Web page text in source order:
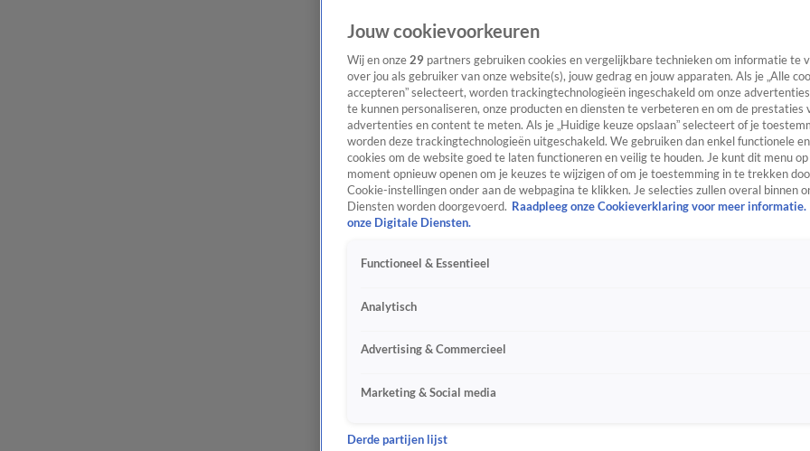
Jouw cookievoorkeuren
Wij en onze 29 partners gebruiken cookies en vergelijkbare technieken om informatie te
over jou als gebruiker van onze website(s), jouw gedrag en jouw apparaten. Als je „Alle
accepteren” selecteert, worden trackingtechnologieën ingeschakeld om onze
te kunnen personaliseren, onze producten en diensten te verbeteren en om de prestaties
advertenties en content te meten. Als je „Huidige keuze opslaan” selecteert of je
worden deze trackingtechnologieën uitgeschakeld. We gebruiken dan enkel functionele
cookies om de website goed te laten functioneren en veilig te houden. Je kunt dit menu
moment opnieuw openen om je keuzes te wijzigen of om je toestemming in te trekken
Cookie-instellingen onder aan de webpagina te klikken. Je selecties zullen overal binnen
Diensten worden doorgevoerd. Raadpleeg onze Cookieverklaring voor meer informatie.
onze Digitale Diensten.
Functioneel & Essentieel
Analytisch
Advertising & Commercieel
Marketing & Social media
Derde partijen lijst